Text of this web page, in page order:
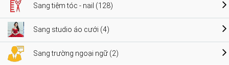
Sang tiệm tóc - nail (128)
Sang studio áo cưới (4)
Sang trường ngoại ngữ (2)